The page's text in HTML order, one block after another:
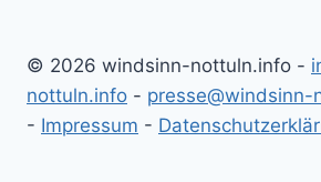
© 2026 windsinn-nottuln.info -
nottuln.info - presse@windsinn-
- Impressum -